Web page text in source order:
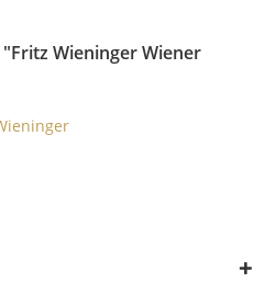
Wieninger Wiener